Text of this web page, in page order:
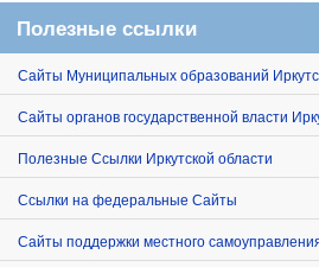
Полезные ссылки
Сайты Муниципальных образований
Сайты органов государственной власти
Полезные Ссылки Иркутской области
Ссылки на федеральные Сайты
Сайты поддержки местного